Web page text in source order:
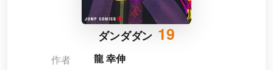
ダンダダン 19
作者
龍 幸伸